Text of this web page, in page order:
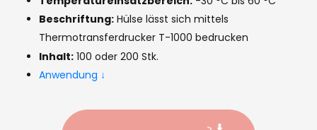
gallery
Beschriftung: Hülse lässt sich mittels
Thermotransferdrucker T-1000 bedrucken
Inhalt: 100 oder 200 Stk.
Anwendung ↓